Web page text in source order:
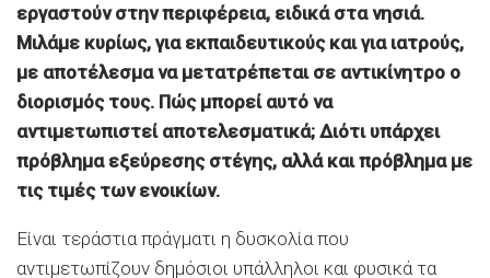
εργαστούν στην περιφέρεια, ειδικά στα νησιά.
Μιλάμε κυρίως, για εκπαιδευτικούς και για ιατρούς,
με αποτέλεσμα να μετατρέπεται σε αντικίνητρο ο
διορισμός τους. Πώς μπορεί αυτό να
αντιμετωπιστεί αποτελεσματικά; Διότι υπάρχει
πρόβλημα εξεύρεσης στέγης, αλλά και πρόβλημα με
τις τιμές των ενοικίων.
Είναι τεράστια πράγματι η δυσκολία που
αντιμετωπίζουν δημόσιοι υπάλληλοι και φυσικά τα